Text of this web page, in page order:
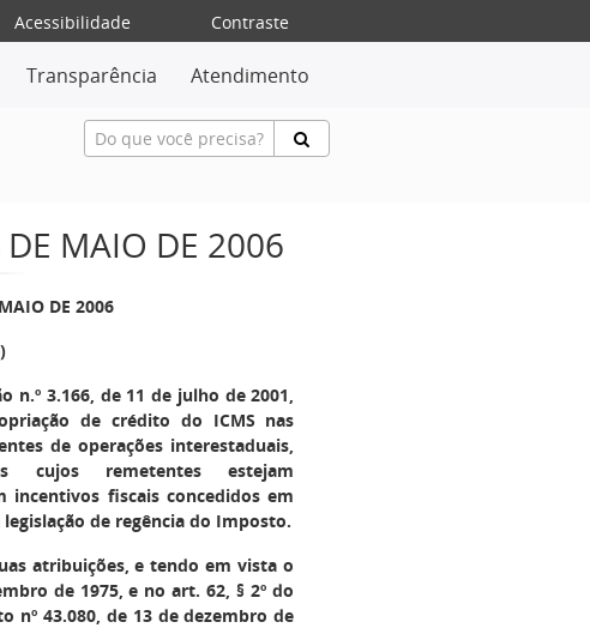
Acessibilidade
Contraste
Transparência Atendimento
MAIO DE 2006
DE 2006
n.º 3.166, de 11 de julho de 2001,
de crédito do ICMS nas
de operações interestaduais,
cujos remetentes estejam
incentivos fiscais concedidos em
de regência do Imposto.
atribuições, e tendo em vista o
de 1975, e no art. 62, § 2º do
nº 43.080, de 13 de dezembro de